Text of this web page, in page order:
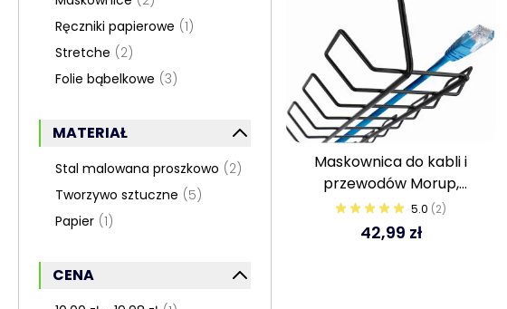
Ręczniki papierowe (1)
Stretche (2)
Folie bąbelkowe (3)
MATERIAŁ
FILTR
Stal malowana proszkowo (2)
Tworzywo sztuczne (5)
Papier (1)
CENA
FILTR
Maskownica do kabli i
przewodów Morup,
organizer pod blat 72cm
5.0 (2)
42,99 zł